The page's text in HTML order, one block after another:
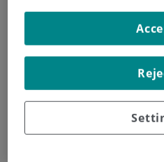
de desgaste que
motivo frecuente de
especialmente en
las lavan de forma
promover el uso de
con efecto barrera.
cara y cuerpo. Usar
dermatológicamente.